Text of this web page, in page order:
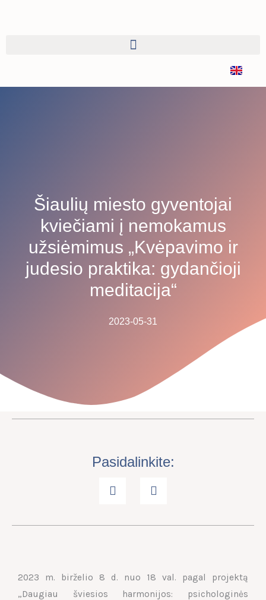
Šiaulių miesto gyventojai
kviečiami į nemokamus
užsiėmimus „Kvėpavimo ir
judesio praktika: gydančioji
meditacija“
2023-05-31
Pasidalinkite:
2023 m. birželio 8 d. nuo 18 val. pagal projektą
„Daugiau šviesios harmonijos: psichologinės